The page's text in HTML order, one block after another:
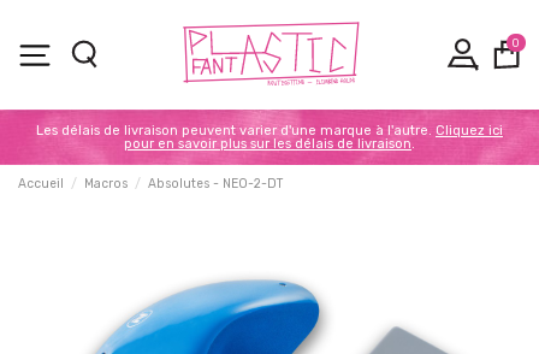
0
Les délais de livraison peuvent varier d'une marque à l'autre. Cliquez ici
pour en savoir plus sur les délais de livraison.
Accueil Macros Absolutes - NEO-2-DT